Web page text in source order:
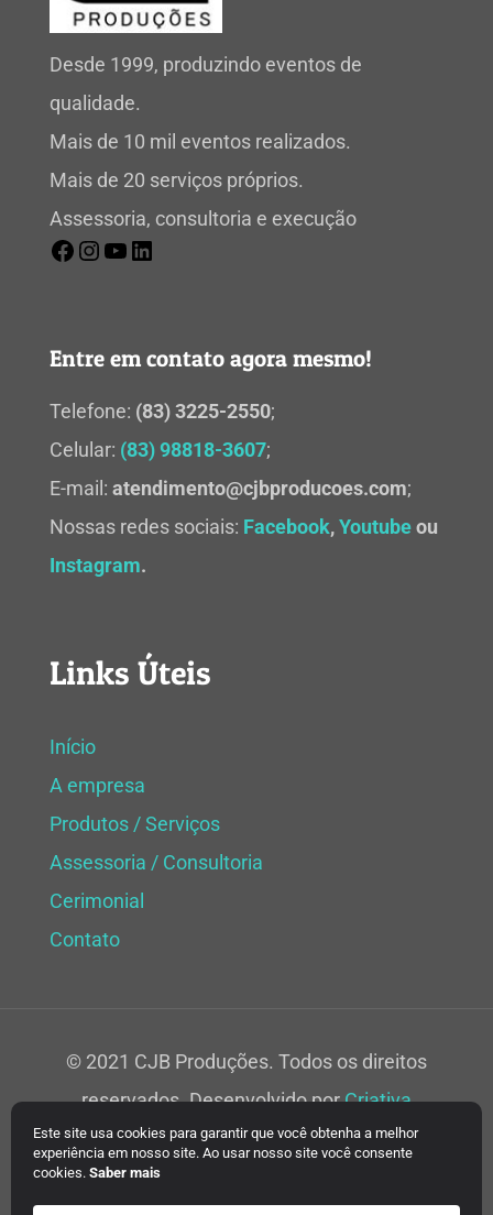
Este site usa cookies para garantir que você obtenha a melhor
experiência em nosso site. Ao usar nosso site você consente
cookies. Saber mais
Desde 1999, produzindo eventos de
qualidade.
Mais de 10 mil eventos realizados.
Mais de 20 serviços próprios.
Assessoria, consultoria e execução
Entre em contato agora mesmo!
Telefone: (83) 3225-2550;
Celular: (83) 98818-3607;
E-mail: atendimento@cjbproducoes.com;
Nossas redes sociais: Facebook,Youtubeou
Instagram.
Links Úteis
Início
A empresa
Produtos / Serviços
Assessoria / Consultoria
Cerimonial
Contato
© 2021 CJB Produções. Todos os direitos
reservados. Desenvolvido porCriativa
Soluções Web.